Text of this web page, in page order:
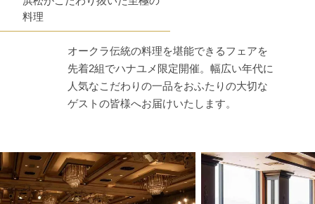
料理
オークラ伝統の料理を堪能できるフェアを
先着2組でハナユメ限定開催。幅広い年代に
人気なこだわりの一品をおふたりの大切な
ゲストの皆様へお届けいたします。